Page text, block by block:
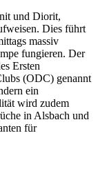
und Diorit,
Dies führt
massiv
fungieren. Der
Ersten
(ODC) genannt
ein
wird zudem
in Alsbach und
für